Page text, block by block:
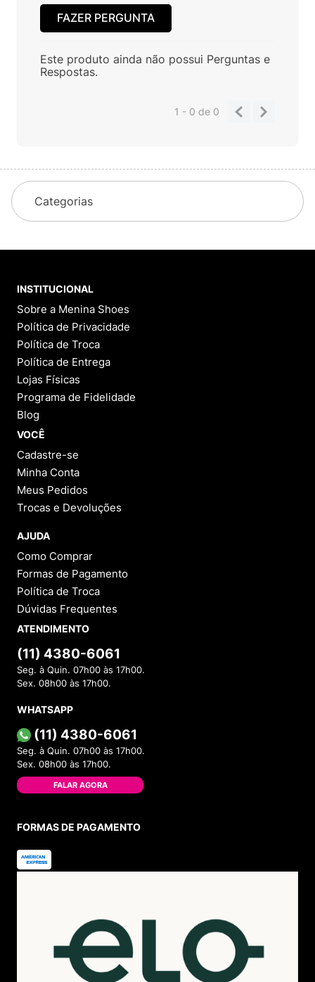
FAZER PERGUNTA
Este produto ainda não possui Perguntas e
Respostas.
1 - 0de 0
Categorias
INSTITUCIONAL
Sobre a Menina Shoes
Política de Privacidade
Política de Troca
Política de Entrega
Lojas Físicas
Programa de Fidelidade
Blog
VOCÊ
Cadastre-se
Minha Conta
Meus Pedidos
Trocas e Devoluções
AJUDA
Como Comprar
Formas de Pagamento
Política de Troca
Dúvidas Frequentes
ATENDIMENTO
(11) 4380-6061
Seg. à Quin. 07h00 às 17h00.
Sex. 08h00 às 17h00.
WHATSAPP
(11) 4380-6061
Seg. à Quin. 07h00 às 17h00.
Sex. 08h00 às 17h00.
FALAR AGORA
FORMAS DE PAGAMENTO